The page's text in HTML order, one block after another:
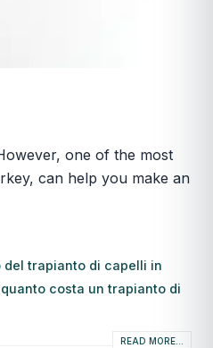
one of the most
can help you make an
del trapianto di capelli in
quanto costa un trapianto di
READ MORE...